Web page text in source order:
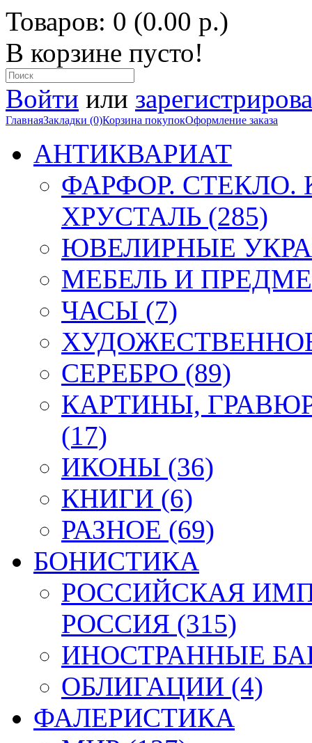
Товаров: 0 (0.00 р.)
В корзине пусто!
Войти или
ГлавнаяЗакладки (0)Корзина покупокОформление заказа
АНТИКВАРИАТ
ФАРФОР.
ХРУСТАЛЬ (285)
ЮВЕЛИРНЫЕ
МЕБЕЛЬ И
ЧАСЫ (7)
СЕРЕБРО (89)
КАРТИНЫ,
(17)
ИКОНЫ (36)
КНИГИ (6)
РАЗНОЕ (69)
БОНИСТИКА
РОССИЙСКАЯ
РОССИЯ (315)
ИНОСТРАННЫЕ
ОБЛИГАЦИИ (4)
ФАЛЕРИСТИКА